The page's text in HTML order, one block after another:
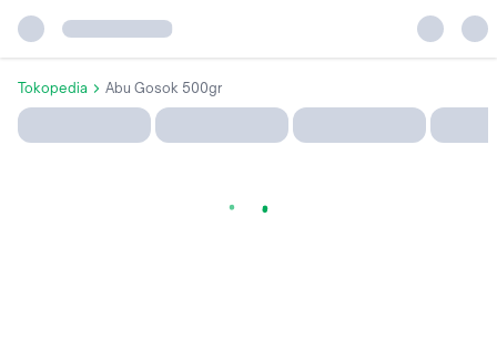
Tokopedia Abu Gosok 500gr